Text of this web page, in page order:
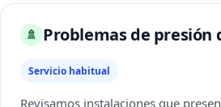
🚿 Problemas de presión
Servicio habitual
Revisamos instalaciones que